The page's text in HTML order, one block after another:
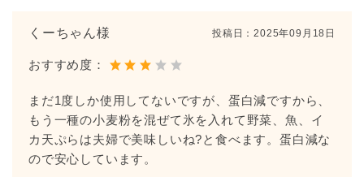
くーちゃん様 投稿日：2025年09月18日
おすすめ度：
まだ1度しか使用してないですが、蛋白減ですから、
もう一種の小麦粉を混ぜて氷を入れて野菜、魚、イ
カ天ぷらは夫婦で美味しいね?と食べます。蛋白減な
ので安心しています。